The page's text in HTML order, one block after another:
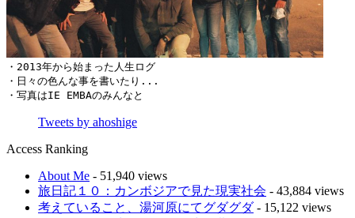
・2013年から始まった人生ログ
・日々の色んな事を書いたり...
・写真はIE EMBAのみんなと
Tweets by ahoshige
Access Ranking
About Me - 51,940 views
旅日記１０：カンボジアで見た現実社会 - 43,884 views
考えていること、湯河原にてグダグダ- 15,122 views